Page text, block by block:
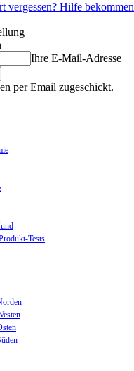
vergessen? Hilfe bekommen
Ihre E-Mail-Adresse
per Email zugeschickt.
Tests